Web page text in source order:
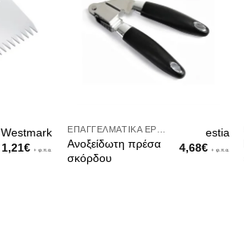
Westmark
1,21€ + φ.π.α.
Ανοξείδωτη πρέσα
σκόρδου
estia
4,68€ + φ.π.α.